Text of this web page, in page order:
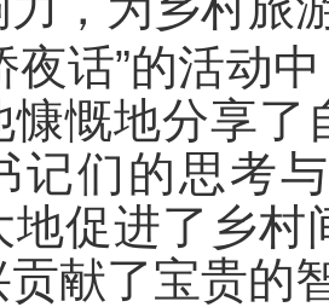
夜话”的活动
慷慨地分享了
记们的思考
地促进了乡
贡献了宝贵的